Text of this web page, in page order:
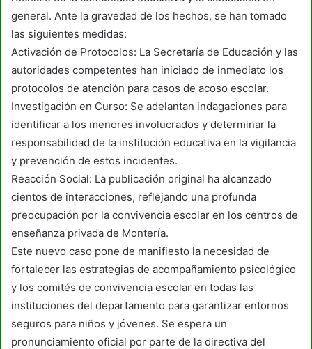
general. Ante la gravedad de los hechos, se han tomado
las siguientes medidas:
Activación de Protocolos: La Secretaría de Educación y las
autoridades competentes han iniciado de inmediato los
protocolos de atención para casos de acoso escolar.
Investigación en Curso: Se adelantan indagaciones para
identificar a los menores involucrados y determinar la
responsabilidad de la institución educativa en la vigilancia
y prevención de estos incidentes.
Reacción Social: La publicación original ha alcanzado
cientos de interacciones, reflejando una profunda
preocupación por la convivencia escolar en los centros de
enseñanza privada de Montería.
Este nuevo caso pone de manifiesto la necesidad de
fortalecer las estrategias de acompañamiento psicológico
y los comités de convivencia escolar en todas las
instituciones del departamento para garantizar entornos
seguros para niños y jóvenes. Se espera un
pronunciamiento oficial por parte de la directiva del